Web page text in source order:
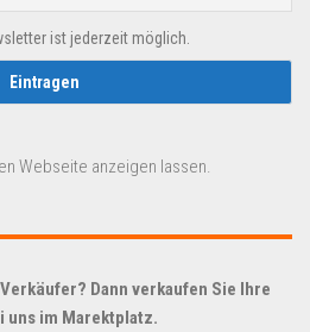
ist jederzeit möglich.
Webseite anzeigen lassen.
Dann verkaufen Sie Ihre
uns im Marektplatz.